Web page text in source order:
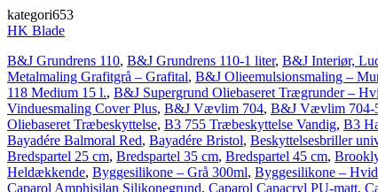
kategori653
HK Blade
B&J Grundrens 110, B&J Grundrens 110-1 liter, B&J Interiør,
Metalmaling Grafitgrå – Grafital, B&J Olieemulsionsmaling –
118 Medium 15 l., B&J Supergrund Oliebaseret Trægrunder –
Vinduesmaling Cover Plus, B&J Vævlim 704, B&J Vævlim 704-
Oliebaseret Træbeskyttelse, B3 755 Træbeskyttelse Vandig, B3
Bayadére Balmoral Red, Bayadére Bristol, Beskyttelsesbriller
Bredspartel 25 cm, Bredspartel 35 cm, Bredspartel 45 cm,
Heldækkende, Byggesilikone – Grå 300ml, Byggesilikone –
Caparol Amphisilan Silikonegrund, Caparol Capacryl PU-matt,